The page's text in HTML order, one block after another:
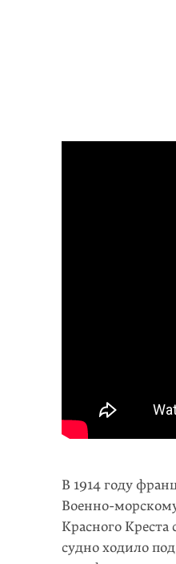
В 1914 году
Военно-
Красного
судно ходило